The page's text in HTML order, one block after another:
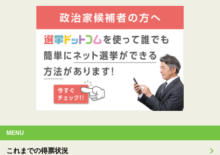
MENU
これまでの得票状況